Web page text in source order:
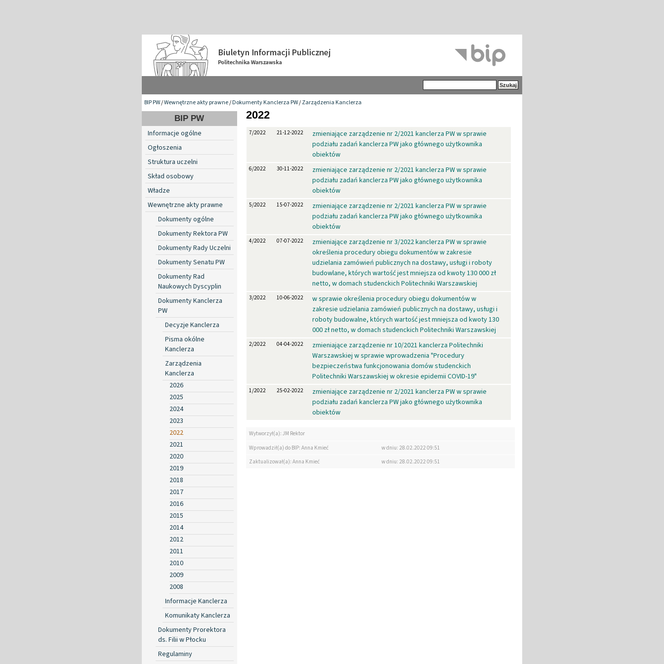
BIP PW/Wewnętrzne akty prawne/Dokumenty Kanclerza PW/Zarządzenia Kanclerza
BIP PW
Informacje ogólne
Ogłoszenia
Struktura uczelni
Skład osobowy
Władze
Wewnętrzne akty prawne
Dokumenty ogólne
Dokumenty Rektora PW
Dokumenty Rady Uczelni
Dokumenty Senatu PW
Dokumenty Rad
Naukowych Dyscyplin
Dokumenty Kanclerza
PW
Decyzje Kanclerza
Pisma okólne
Kanclerza
Zarządzenia
Kanclerza
2026
2025
2024
2023
2022
2021
2020
2019
2018
2017
2016
2015
2014
2012
2011
2010
2009
2008
Informacje Kanclerza
Komunikaty Kanclerza
Dokumenty Prorektora
ds. Filii w Płocku
Regulaminy
2022
7/2022 21-12-2022
zmieniające zarządzenie nr 2/2021 kanclerza PW w sprawie
podziału zadań kanclerza PW jako głównego użytkownika
obiektów
6/2022 30-11-2022
zmieniające zarządzenie nr 2/2021 kanclerza PW w sprawie
podziału zadań kanclerza PW jako głównego użytkownika
obiektów
5/2022 15-07-2022
zmieniające zarządzenie nr 2/2021 kanclerza PW w sprawie
podziału zadań kanclerza PW jako głównego użytkownika
obiektów
4/2022 07-07-2022
zmieniające zarządzenie nr 3/2022 kanclerza PW w sprawie
określenia procedury obiegu dokumentów w zakresie
udzielania zamówień publicznych na dostawy, usługi i roboty
budowlane, których wartość jest mniejsza od kwoty 130 000 zł
netto, w domach studenckich Politechniki Warszawskiej
3/2022 10-06-2022
w sprawie określenia procedury obiegu dokumentów w
zakresie udzielania zamówień publicznych na dostawy, usługi i
roboty budowalne, których wartość jest mniejsza od kwoty 130
000 zł netto, w domach studenckich Politechniki Warszawskiej
2/2022 04-04-2022
zmieniające zarządzenie nr 10/2021 kanclerza Politechniki
Warszawskiej w sprawie wprowadzenia "Procedury
bezpieczeństwa funkcjonowania domów studenckich
Politechniki Warszawskiej w okresie epidemii COVID-19"
1/2022 25-02-2022
zmieniające zarządzenie nr 2/2021 kanclerza PW w sprawie
podziału zadań kanclerza PW jako głównego użytkownika
obiektów
Wytworzył(a): JM Rektor
Wprowadził(a) do BIP: Anna Kmieć
w dniu: 28.02.2022 09:51
Zaktualizował(a): Anna Kmieć
w dniu: 28.02.2022 09:51